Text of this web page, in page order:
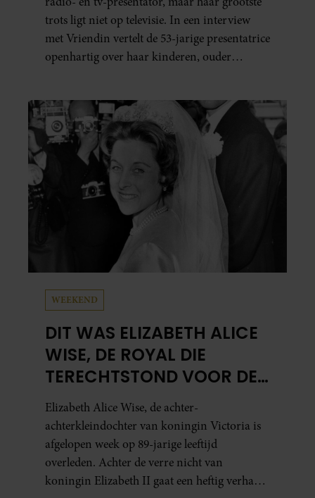
trots ligt niet op televisie. In een interview
met Vriendin vertelt de 53-jarige presentatrice
openhartig over haar kinderen, ouder
welke levenslessen haar vandaag de dag het
meest bezighouden.
WEEKEND
DIT WAS ELIZABETH ALICE
WISE, DE ROYAL DIE
TERECHTSTOND VOOR DE
DOOD VAN HAAR BABY
Elizabeth Alice Wise, de achter-
achterkleindochter van koningin Victoria is
afgelopen week op 89-jarige leeftijd
overleden. Achter de verre nicht van
koningin Elizabeth II gaat een heftig verhaal